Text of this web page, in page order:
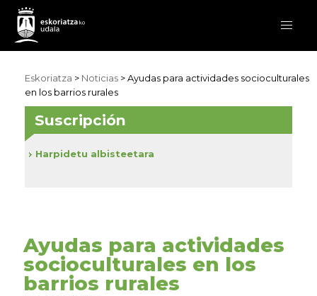
Eskoriatza > Noticias > Ayudas para actividades socioculturales
en los barrios rurales
Ayudas para actividades
socioculturales en los
barrios rurales
Suscripción
Harpidetu albisteetara